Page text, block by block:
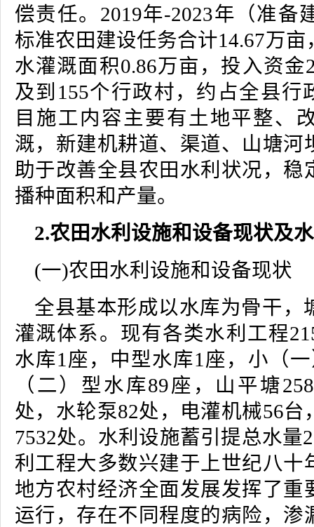
偿责任。2019年-2023年（准备
标准农田建设任务合计14.67万
水灌溉面积0.86万亩，投入资金
及到155个行政村，约占全县行
目施工内容主要有土地平整、
溉，新建机耕道、渠道、山塘河
助于改善全县农田水利状况，稳
播种面积和产量。
2.农田水利设施和设备现状及
(一)农田水利设施和设备现状
全县基本形成以水库为骨干，
灌溉体系。现有各类水利工程
水库1座，中型水库1座，小（
（二）型水库89座，山平塘
处，水轮泵82处，电灌机械56台
7532处。水利设施蓄引提总水量
利工程大多数兴建于上世纪八十
地方农村经济全面发展发挥了重
运行，存在不同程度的病险，渗